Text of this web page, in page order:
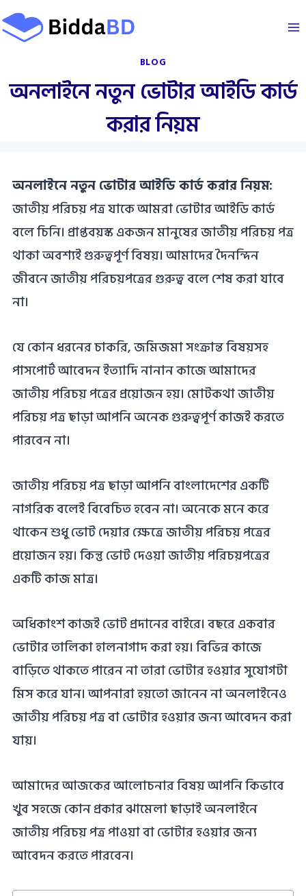
Skip
to
BLOG
অনলাইনে নতুন ভোটার আইডি কার্ড
করার নিয়ম
অনলাইনে নতুন ভোটার আইডি কার্ড করার নিয়ম:
জাতীয় পরিচয় পত্র যাকে আমরা ভোটার আইডি কার্ড
বলে চিনি। প্রাপ্তবয়স্ক একজন মানুষের জাতীয় পরিচয় পত্র
থাকা অবশ্যই গুরুত্বপূর্ণ বিষয়। আমাদের দৈনন্দিন
জীবনে জাতীয় পরিচয়পত্রের গুরুত্ব বলে শেষ করা যাবে
না।
যে কোন ধরনের চাকরি, জমিজমা সংক্রান্ত বিষয়সহ
পাসপোর্ট আবেদন ইত্যাদি নানান কাজে আমাদের
জাতীয় পরিচয় পত্রের প্রয়োজন হয়। মোটকথা জাতীয়
পরিচয় পত্র ছাড়া আপনি অনেক গুরুত্বপূর্ণ কাজই করতে
পারবেন না।
জাতীয় পরিচয় পত্র ছাড়া আপনি বাংলাদেশের একটি
নাগরিক বলেই বিবেচিত হবেন না। অনেকে মনে করে
থাকেন শুধু ভোট দেয়ার ক্ষেত্রে জাতীয় পরিচয় পত্রের
প্রয়োজন হয়। কিন্তু ভোট দেওয়া জাতীয় পরিচয়পত্রের
একটি কাজ মাত্র।
অধিকাংশ কাজই ভোট প্রদানের বাইরে। বছরে একবার
ভোটার তালিকা হালনাগাদ করা হয়। বিভিন্ন কাজে
বাড়িতে থাকতে পারেন না তারা ভোটার হওয়ার সুযোগটা
মিস করে যান। আপনারা হয়তো জানেন না অনলাইনেও
জাতীয় পরিচয় পত্র বা ভোটার হওয়ার জন্য আবেদন করা
যায়।
আমাদের আজকের আলোচনার বিষয় আপনি কিভাবে
খুব সহজে কোন প্রকার ঝামেলা ছাড়াই অনলাইনে
জাতীয় পরিচয় পত্র পাওয়া বা ভোটার হওয়ার জন্য
আবেদন করতে পারবেন।